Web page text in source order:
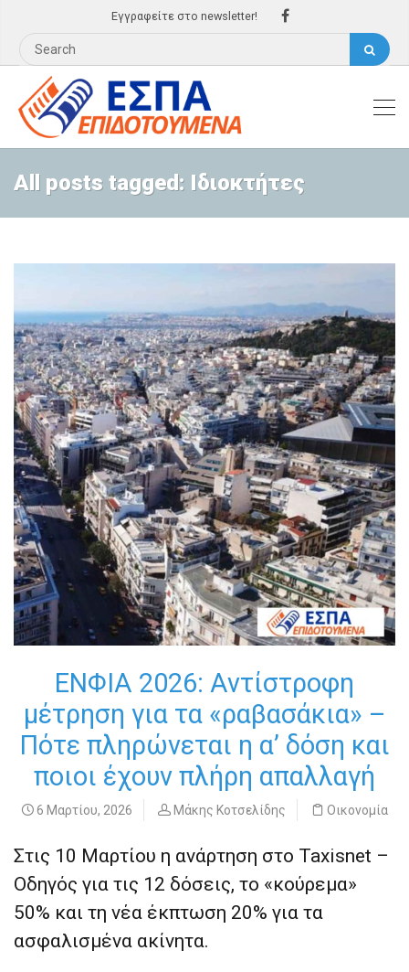
Εγγραφείτε στο newsletter!
All posts tagged: Ιδιοκτήτες
ΕΝΦΙΑ 2026: Αντίστροφη
μέτρηση για τα «ραβασάκια» –
Πότε πληρώνεται η α’ δόση και
ποιοι έχουν πλήρη απαλλαγή
6 Μαρτίου, 2026 Μάκης Κοτσελίδης Οικονομία
Στις 10 Μαρτίου η ανάρτηση στο Taxisnet –
Οδηγός για τις 12 δόσεις, το «κούρεμα»
50% και τη νέα έκπτωση 20% για τα
ασφαλισμένα ακίνητα.